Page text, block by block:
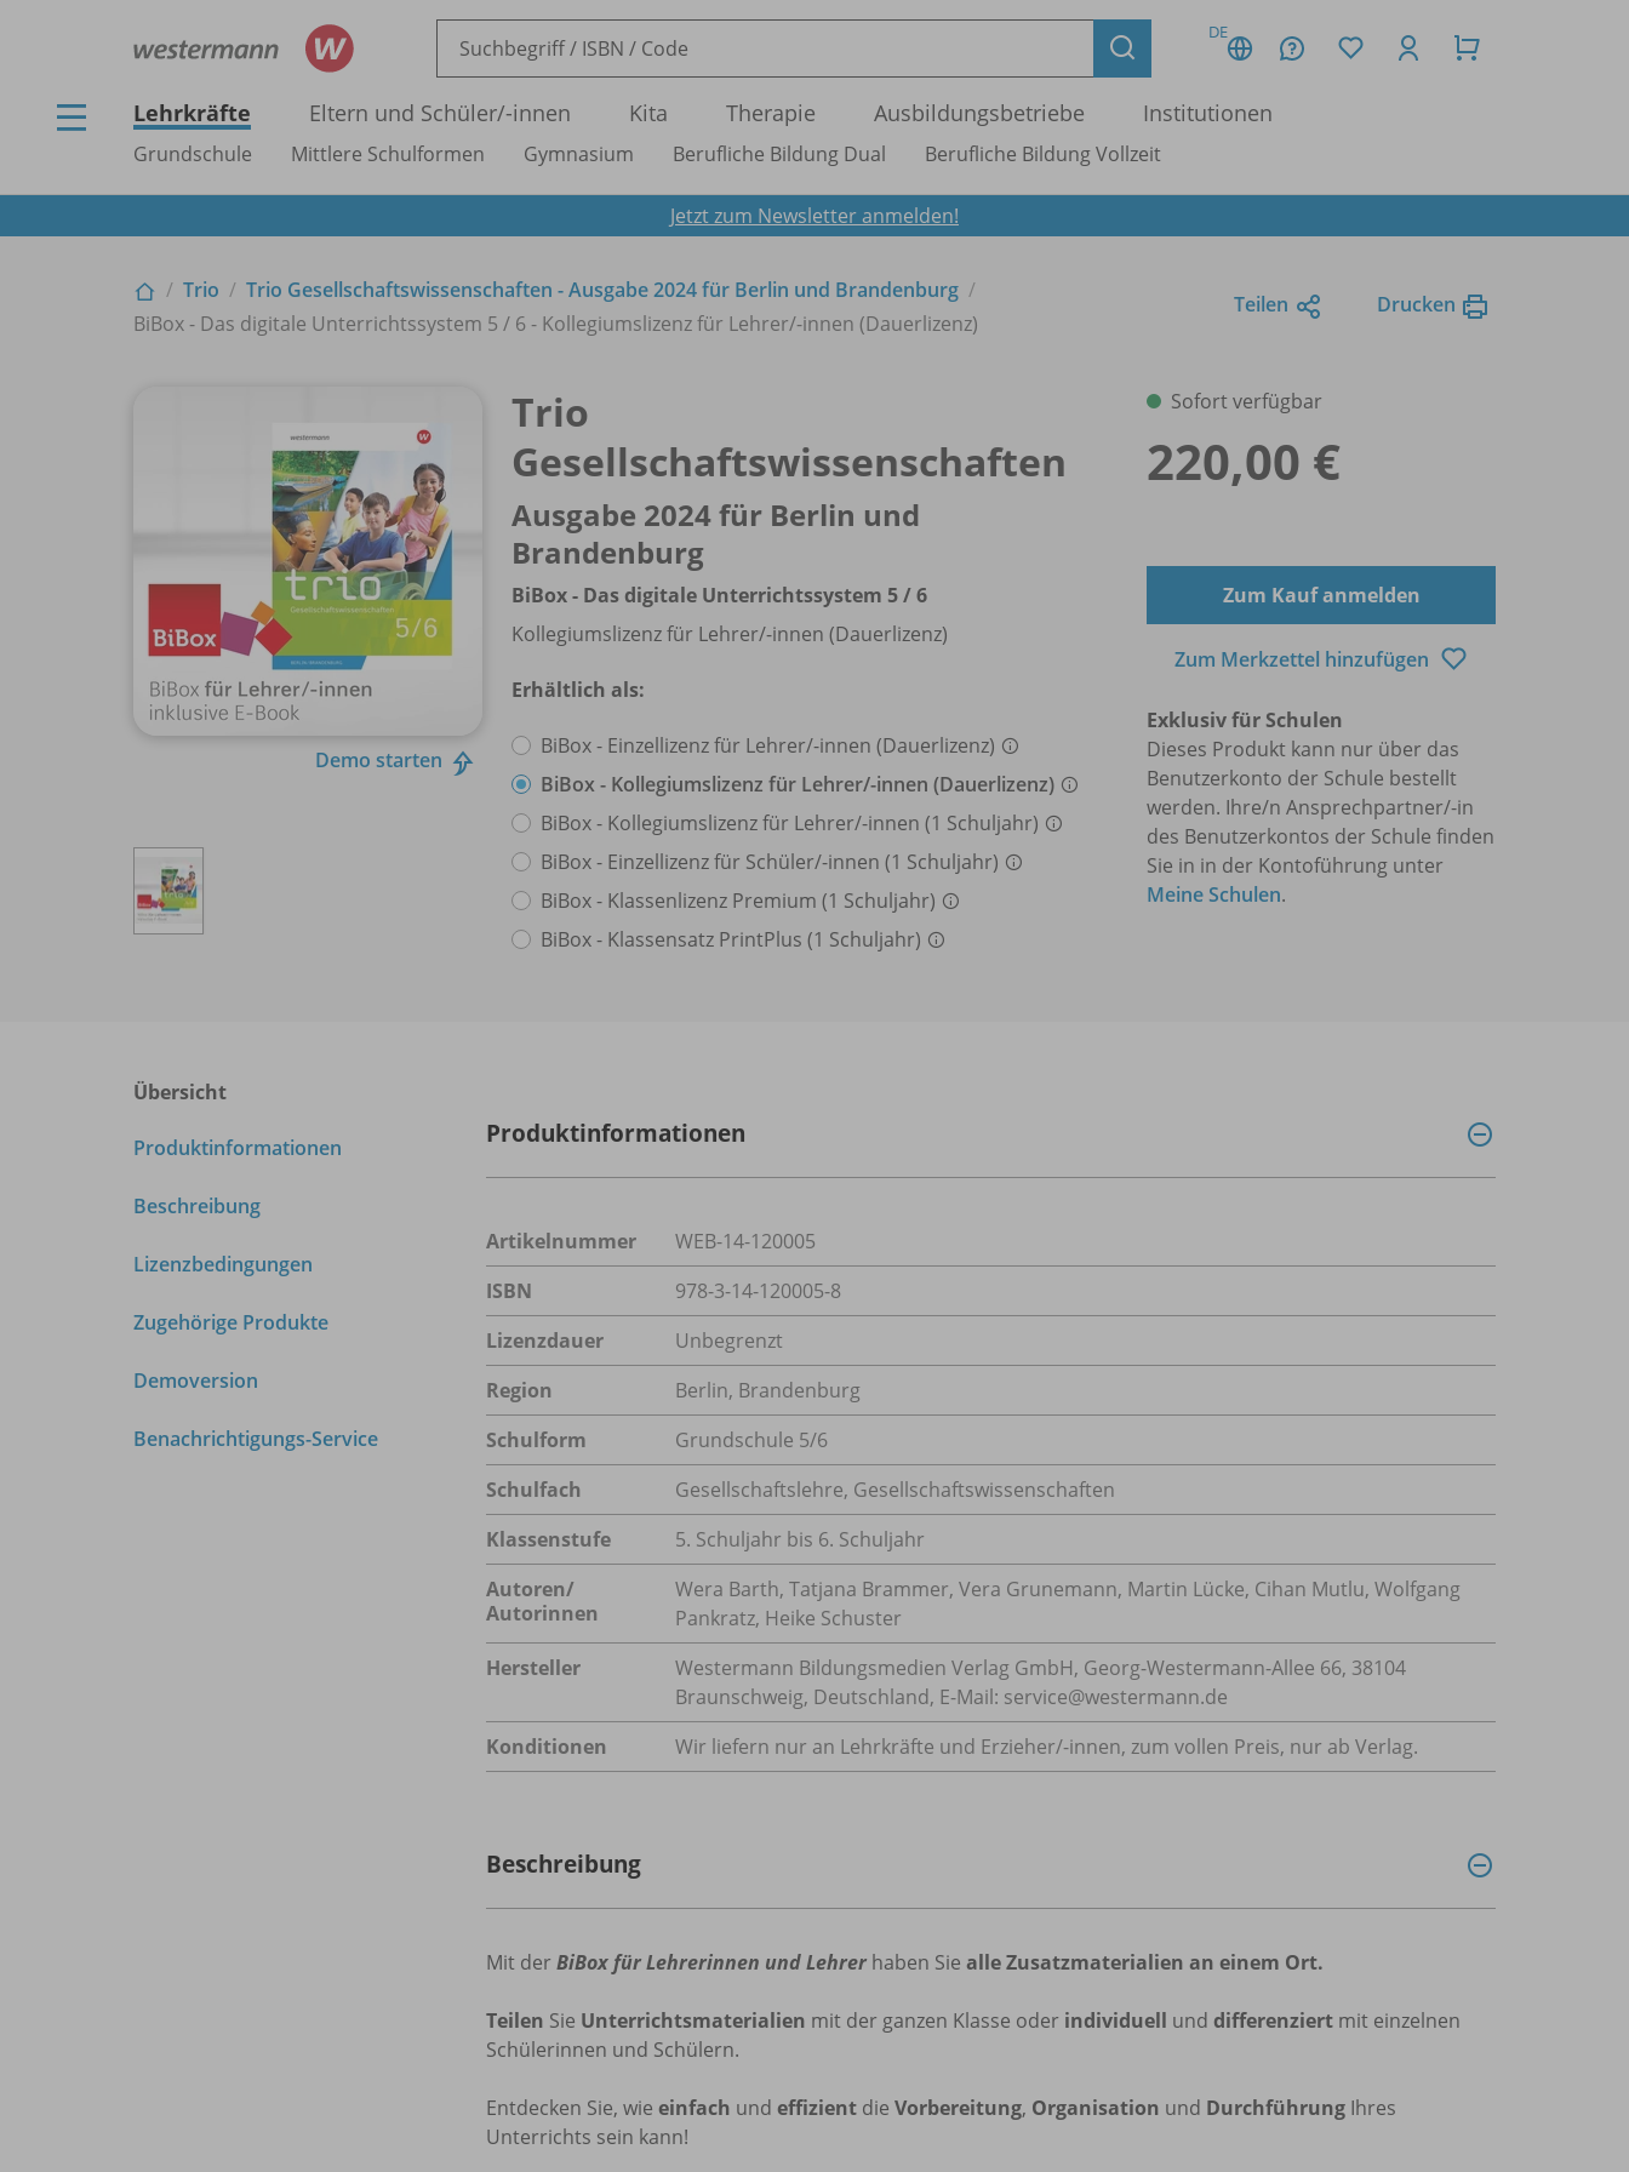
DE
Lehrkräfte Eltern und Schüler/-innen Kita Therapie Ausbildungsbetriebe Institutionen
Grundschule Mittlere Schulformen Gymnasium Berufliche Bildung Dual Berufliche Bildung Vollzeit
Jetzt zum Newsletter anmelden!
Trio
Trio Gesellschaftswissenschaften - Ausgabe 2024 für Berlin und Brandenburg
BiBox - Das digitale Unterrichtssystem 5 / 6 - Kollegiumslizenz für Lehrer/-innen (Dauerlizenz)
Teilen Drucken
Demo starten
Trio
Gesellschaftswissenschaften
Ausgabe 2024 für Berlin und
Brandenburg
BiBox - Das digitale Unterrichtssystem 5 /6
Kollegiumslizenz für Lehrer/-innen (Dauerlizenz)
Erhältlich als:
BiBox - Einzellizenz für Lehrer/-innen (Dauerlizenz)
BiBox - Kollegiumslizenz für Lehrer/-innen (Dauerlizenz)
BiBox - Kollegiumslizenz für Lehrer/-innen (1 Schuljahr)
BiBox - Einzellizenz für Schüler/-innen (1 Schuljahr)
BiBox - Klassenlizenz Premium (1 Schuljahr)
BiBox - Klassensatz PrintPlus (1 Schuljahr)
Sofort verfügbar
220,00 €
Zum Kauf anmelden
Zum Merkzettel hinzufügen
Exklusiv für Schulen
Dieses Produkt kann nur über das
Benutzerkonto der Schule bestellt
werden. Ihre/n Ansprechpartner/-in
des Benutzerkontos der Schule finden
Sie in in der Kontoführung unter
Meine Schulen.
Übersicht
Produktinformationen
Beschreibung
Lizenzbedingungen
Zugehörige Produkte
Demoversion
Benachrichtigungs-Service
Produktinformationen
Artikelnummer
WEB-14-120005
ISBN
978-3-14-120005-8
Lizenzdauer
Unbegrenzt
Region
Berlin, Brandenburg
Schulform
Grundschule 5/6
Schulfach
Gesellschaftslehre, Gesellschaftswissenschaften
Klassenstufe
5. Schuljahr bis 6. Schuljahr
Autoren/
Autorinnen
Wera Barth, Tatjana Brammer, Vera Grunemann, Martin Lücke, Cihan Mutlu, Wolfgang
Pankratz, Heike Schuster
Hersteller
Westermann Bildungsmedien Verlag GmbH, Georg-Westermann-Allee 66, 38104
Braunschweig, Deutschland, E-Mail: service@westermann.de
Konditionen
Wir liefern nur an Lehrkräfte und Erzieher/-innen, zum vollen Preis, nur ab Verlag.
Beschreibung
Mit der BiBox für Lehrerinnen und Lehrer haben Sie alle Zusatzmaterialien an einem Ort.
Teilen Sie Unterrichtsmaterialien mit der ganzen Klasse oder individuell und differenziert mit einzelnen
Schülerinnen und Schülern.
Entdecken Sie, wie einfach und effizient die Vorbereitung, Organisation und Durchführung Ihres
Unterrichts sein kann!